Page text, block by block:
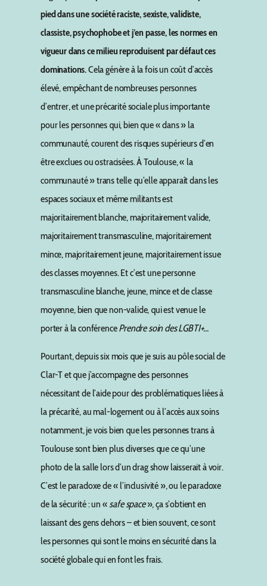
pied dans une société raciste, sexiste, validiste,
classiste,psychophobe et j’en passe, les normes en
vigueur dans ce milieu reproduisentpar défautces
dominations.Cela génère à la fois un coût d’accès
élevé, empêchant de nombreuses personnes
d’entrer, et une précarité sociale plus importante
pour les personnes qui, bien que « dans » la
communauté, courent des risques supérieurs d’en
être exclues ou ostracisées. À Toulouse, « la
communauté » trans telle qu’elle apparaît dans les
espaces sociaux et même militants est
majoritairement blanche, majoritairement valide,
majoritairement transmasculine, majoritairement
mince, majoritairement jeune, majoritairement issue
des classes moyennes. Et c’est une personne
transmasculine blanche, jeune, mince et de classe
moyenne, bien que non-valide, qui est venue le
porter à la conférencePrendre soin des LGBTI+…
Pourtant, depuis six mois que je suis au pôle social de
Clar-T et que j’accompagne des personnes
nécessitant de l’aide pour des problématiques liées à
la précarité, au mal-logement ou à l’accès aux soins
notamment, je vois bien que les personnes trans à
Toulouse sont bien plus diverses que ce qu’une
photo de la salle lors d’un drag show laisserait à voir.
C’est le paradoxe de « l’inclusivité », ou le paradoxe
de la sécurité : un «safe space», ça s’obtient en
laissant des gens dehors – et bien souvent, ce sont
les personnes qui sont le moins en sécurité dans la
société globale qui en font les frais.